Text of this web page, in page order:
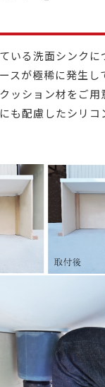
いる洗面シンクに
スが極稀に発生し
ッション材をご用
も配慮したシリコ